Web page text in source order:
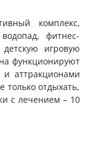
комплекс,
фитнес-
игровую
функционируют
аттракционами
только отдыхать,
с лечением – 10